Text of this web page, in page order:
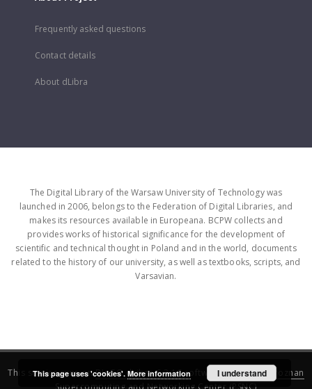
Frequently asked questions
Contact details
About dLibra
The Digital Library of the Warsaw University of Technology was
launched in 2006, belongs to the Federation of Digital Libraries, and
makes its resources available in Europeana. BCPW collects and
provides works of historical significance for the development of
scientific and technical thought in Poland and in the world, documents
related to the history of our university, as well as textbooks, scripts, and
Varsavian.
This service runs onDInGO dLibra 6.3.16software created by
Poznan
Supercomputing and Networking Center (PSNC)
This page uses 'cookies'. More information I understand